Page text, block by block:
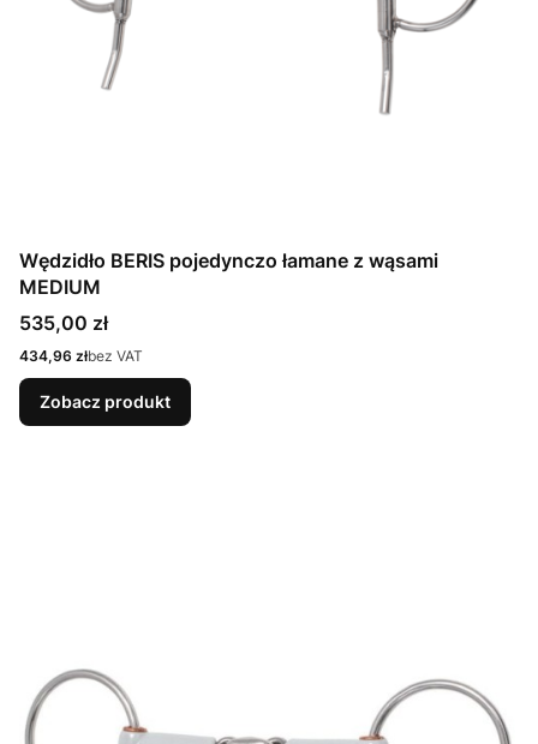
Wędzidło BERIS pojedynczo łamane z wąsami
MEDIUM
Cena
535,00 zł
Cena
434,96 złbez VAT
Zobacz produkt